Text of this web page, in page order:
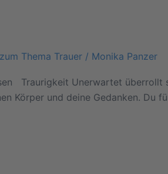
Thema Trauer / Monika Panzer
Traurigkeit Unerwartet überrollt
Körper und deine Gedanken.